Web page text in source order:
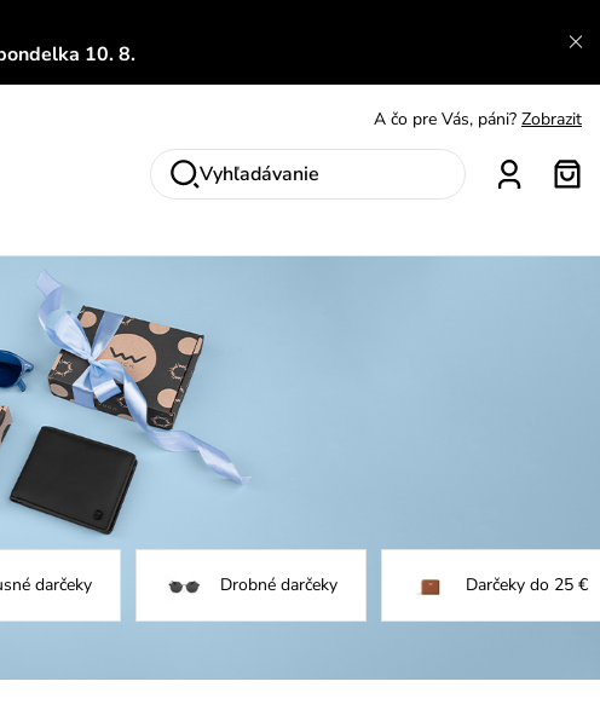
10. 8.
A čo pre Vás, páni? Zobrazit
S čím chybu neurobíš? Pozri
Výmena a vrátenie zadarmo Zobraziť
Vyhľadávanie
darčeky Drobné darčeky Darčeky do 25 €